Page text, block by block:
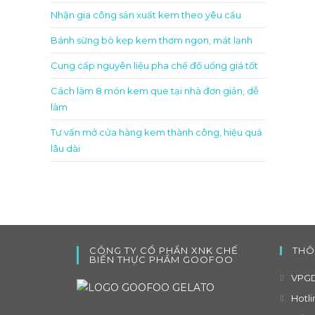
Nhận gia công sản xuất kem theo yêu cầu
Bánh sừng bò kẹp kem thơm ngon, mát lạnh
Cung cấp nguyên liệu pha chế đồ uống giá tốt
Cách làm 8 món kem que tại nhà đơn giản, dễ
làm
Tư vấn mở cửa hàng kem thành công, hiệu quả
lâu dài
CÔNG TY CỔ PHẦN XNK CHẾ
BIẾN THỰC PHẨM GOOFOO